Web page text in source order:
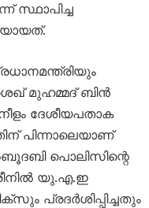
സ്ഥാപിച്ച
മുഹമ്മദ് ബിന്‍
ദേശീയപതാക
പിന്നാലെയാണ്
പൊലിസിന്റെ
യു.എ.ഇ
പ്രദര്‍ശിപ്പിച്ചതും